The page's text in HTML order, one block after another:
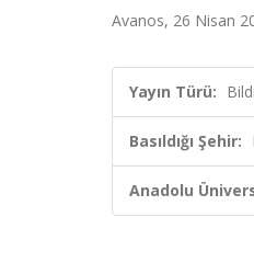
Avanos, 26 Nisan
Yayın Türü:
Basıldığı Şehir:
Anadolu